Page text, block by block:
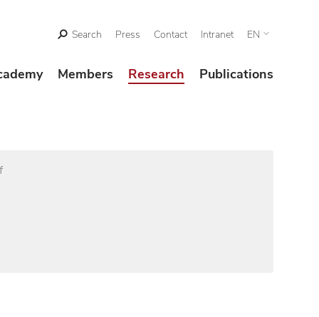
Search Press Contact Intranet EN
Members Research Publications